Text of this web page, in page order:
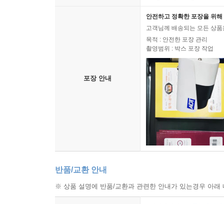
포장 안내
안전하고 정확한 포장을 위
고객님께 배송되는 모든 상
목적 : 안전한 포장 관리
촬영범위 : 박스 포장 작업
반품/교환 안내
※ 상품 설명에 반품/교환과 관련한 안내가 있는경우 아